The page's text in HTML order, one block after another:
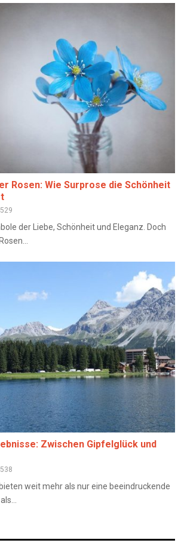
Rosen: Wie Surprose die Schönheit
529
der Liebe, Schönheit und Eleganz. Doch
Zwischen Gipfelglück und
538
weit mehr als nur eine beeindruckende